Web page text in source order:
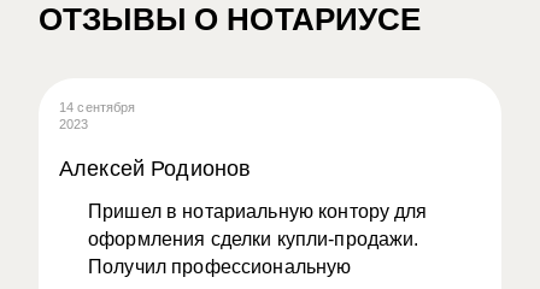
ОТЗЫВЫ О НОТАРИУСЕ
14 сентября
2023
Алексей Родионов
Пришел в нотариальную контору для
оформления сделки купли-продажи.
Получил профессиональную